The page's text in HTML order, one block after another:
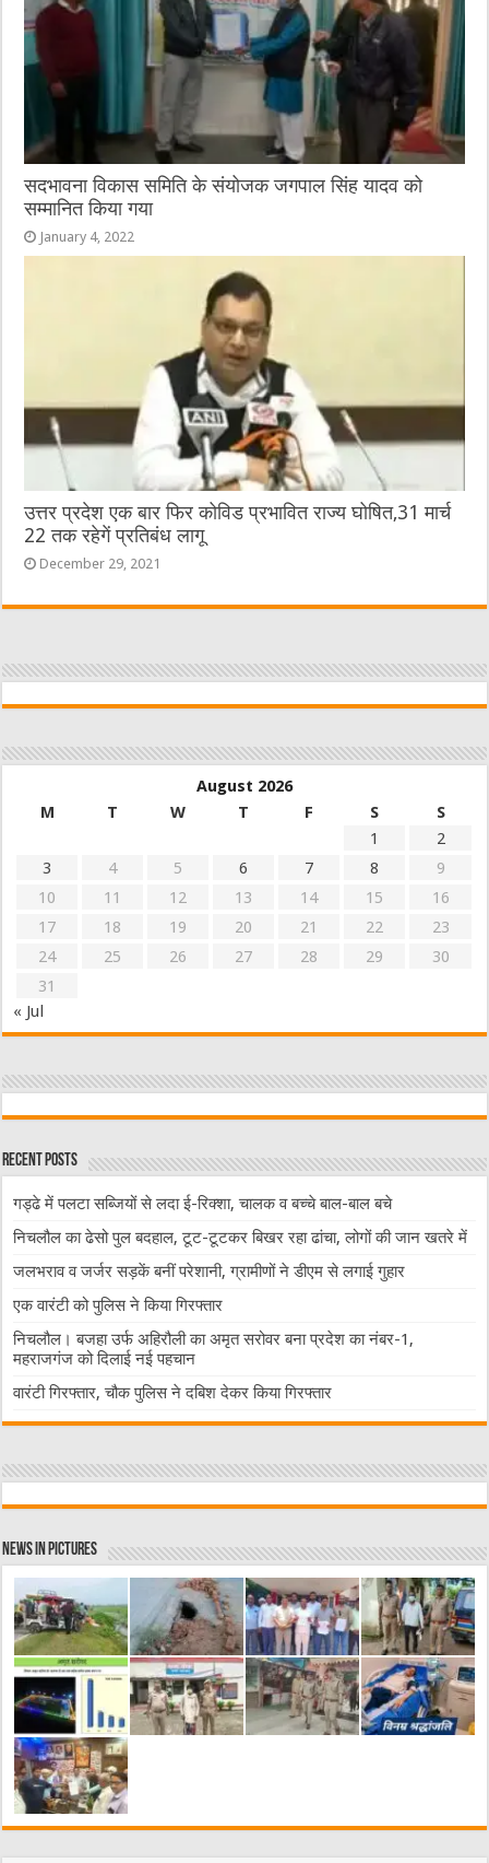
सदभावना विकास समिति के संयोजक जगपाल सिंह यादव को
सम्मानित किया गया
January 4, 2022
उत्तर प्रदेश एक बार फिर कोविड प्रभावित राज्य घोषित,31 मार्च
22 तक रहेगें प्रतिबंध लागू
December 29, 2021
August 2026
M
T W T F S
S
1
2
3
4 5 6 7 8
9
10
11 12 13 14 15
16
17
18 19 20 21 22
23
24
25 26 27 28 29
30
31
« Jul
Recent Posts
गड्ढे में पलटा सब्जियों से लदा ई-रिक्शा, चालक व बच्चे बाल-बाल बचे
निचलौल का ढेसो पुल बदहाल, टूट-टूटकर बिखर रहा ढांचा, लोगों की जान खतरे में
जलभराव व जर्जर सड़कें बनीं परेशानी, ग्रामीणों ने डीएम से लगाई गुहार
एक वारंटी को पुलिस ने किया गिरफ्तार
निचलौल। बजहा उर्फ अहिरौली का अमृत सरोवर बना प्रदेश का नंबर-1,
महराजगंज को दिलाई नई पहचान
वारंटी गिरफ्तार, चौक पुलिस ने दबिश देकर किया गिरफ्तार
News in Pictures